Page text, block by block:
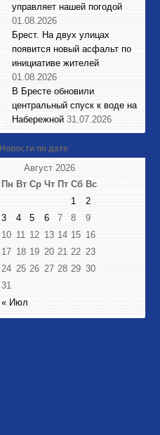
управляет нашей погодой
01.08.2026
Брест. На двух улицах
появится новый асфальт по
инициативе жителей
01.08.2026
В Бресте обновили
центральный спуск к воде на
Набережной 31.07.2026
Новости по дате
Август 2026
Пн Вт Ср Чт Пт Сб Вс
« Июл
1
2
3
4 5 6 7 8
9
10 11 12 13 14 15 16
17 18 19 20 21 22 23
24 25 26 27 28 29 30
31